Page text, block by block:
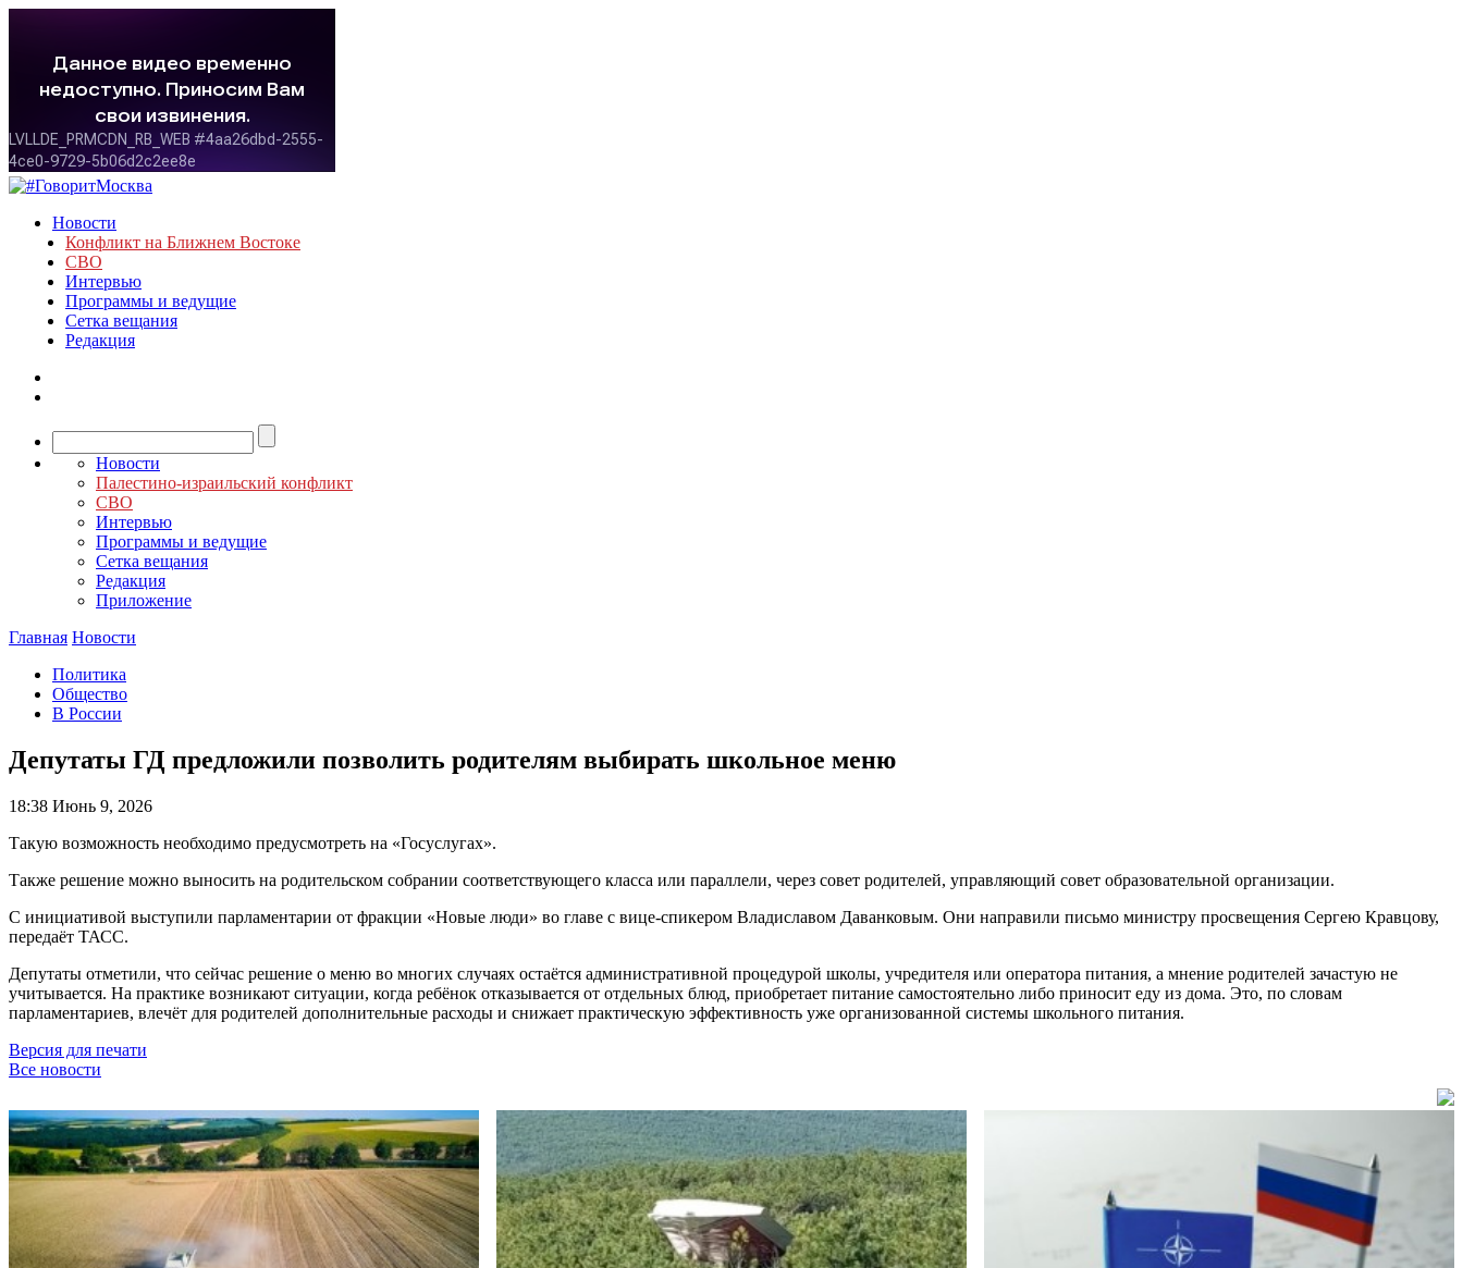
Новости
Конфликт на Ближнем Востоке
СВО
Интервью
Программы и ведущие
Сетка вещания
Редакция
Новости
Палестино-израильский конфликт
СВО
Интервью
Программы и ведущие
Сетка вещания
Редакция
Приложение
Главная Новости
Политика
Общество
В России
Депутаты ГД предложили позволить родителям выбирать школьное меню
18:38 Июнь 9, 2026
Такую возможность необходимо предусмотреть на «Госуслугах».
Также решение можно выносить на родительском собрании соответствующего класса или параллели, через совет родителей, управляющий совет образовательной организации.
С инициативой выступили парламентарии от фракции «Новые люди» во главе с вице-спикером Владиславом Даванковым. Они направили письмо министру просвещения Сергею Кравцову,
передаёт ТАСС.
Депутаты отметили, что сейчас решение о меню во многих случаях остаётся административной процедурой школы, учредителя или оператора питания, а мнение родителей зачастую не
учитывается. На практике возникают ситуации, когда ребёнок отказывается от отдельных блюд, приобретает питание самостоятельно либо приносит еду из дома. Это, по словам
парламентариев, влечёт для родителей дополнительные расходы и снижает практическую эффективность уже организованной системы школьного питания.
Версия для печати
Все новости